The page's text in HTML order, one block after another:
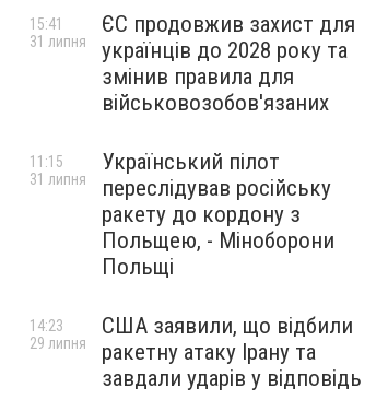
ЄС продовжив захист для
українців до 2028 року та
змінив правила для
військовозобов'язаних
15:41
31 липня
Український пілот
переслідував російську
ракету до кордону з
Польщею, - Міноборони
Польщі
11:15
31 липня
США заявили, що відбили
ракетну атаку Ірану та
завдали ударів у відповідь
14:23
29 липня